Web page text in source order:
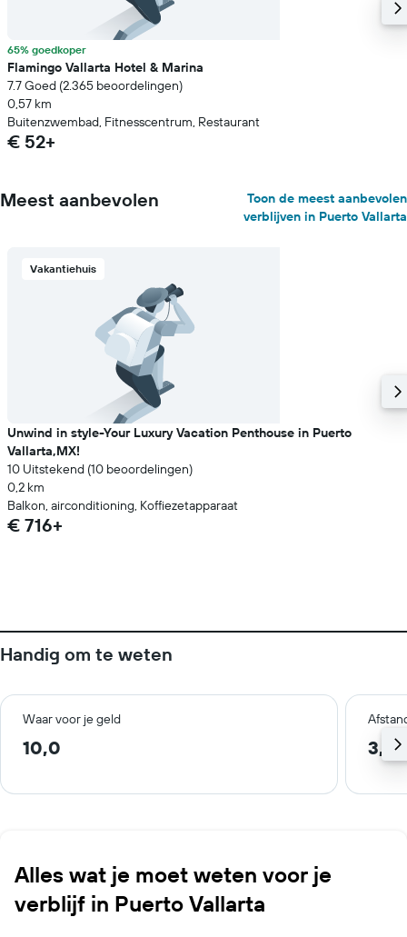
65% goedkoper
Flamingo Vallarta Hotel & Marina
7.7 Goed (2.365 beoordelingen)
0,57 km
Buitenzwembad, Fitnesscentrum, Restaurant
€ 52+
Meest aanbevolen
Toon de meest aanbevolen
verblijven in Puerto Vallarta
Vakantiehuis
Unwind in style-Your Luxury Vacation Penthouse in Puerto
Vallarta,MX!
10 Uitstekend (10 beoordelingen)
0,2 km
Balkon, airconditioning, Koffiezetapparaat
€ 716+
Handig om te weten
Waar voor je geld
10,0 3,8
Alles wat je moet weten voor je
verblijf in Puerto Vallarta